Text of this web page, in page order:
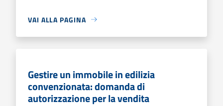
VAI ALLA PAGINA
Gestire un immobile in edilizia
convenzionata: domanda di
autorizzazione per la vendita